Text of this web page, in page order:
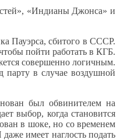
«Индианы Джонса» и
Пауэрса, сбитого в СССР.
пойти работать в КГБ.
совершенно логичным.
парту в случае воздушной
был обвинителем на
выбор, когда становится
в шоке, но со временем
имеет наглость подать